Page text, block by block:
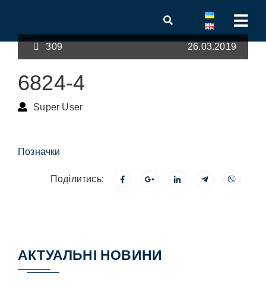
309 26.03.2019
6824-4
Super User
Позначки
Поділитись:
АКТУАЛЬНІ НОВИНИ